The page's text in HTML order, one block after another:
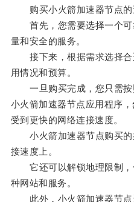
购买小火箭加速器节点的
首先，您需要选择一个可
量和安全的服务。
接下来，根据需求选择合
用情况和预算。
一旦购买完成，您只需按
小火箭加速器节点应用程序
受到更快的网络连接速度。
小火箭加速器节点购买的
接速度上。
它还可以解锁地理限制，
种网站和服务。
此外，小火箭加速器节点